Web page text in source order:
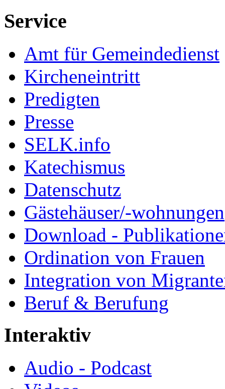
Service
Amt für Gemeindedienst
Kircheneintritt
Predigten
Presse
SELK.info
Katechismus
Datenschutz
Gästehäuser/-wohnungen
Download -
Ordination von Frauen
Integration von
Beruf & Berufung
Interaktiv
Audio - Podcast